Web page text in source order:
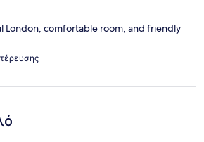
London, comfortable room, and friendly